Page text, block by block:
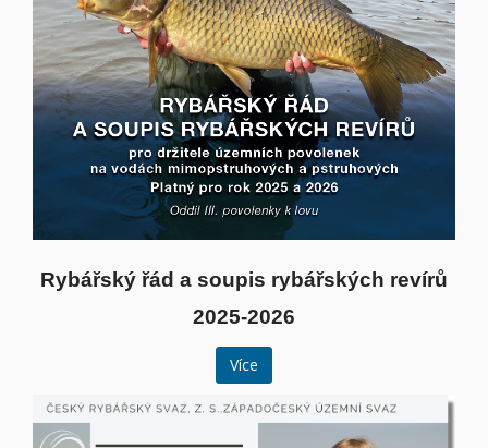
Rybářský řád a soupis rybářských revírů
2025-2026
Více